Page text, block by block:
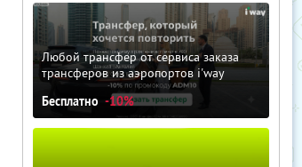
Любой трансфер от сервиса заказа
трансферов из аэропортов i'way
Бесплатно -10%